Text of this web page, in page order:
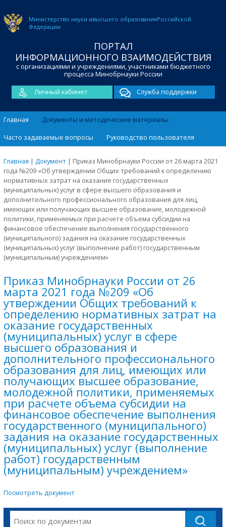
Министерство науки ивысшего образованияРоссийской
Федерации
ПОРТАЛ
ИНФОРМАЦИОННОГО ВЗАИМОДЕЙСТВИЯ
с организациями и учреждениями, участниками бюджетного
процесса Минобрнауки России
Личный кабинет
Служба поддержки
Главная
Документы и методические материалы
Часто задаваемые вопросы
Руководство пользователя
Главная | Документ | Приказ Минобрнауки России от 26 марта 2021
года №209 «Об утверждении Общих требований к определению
нормативных затрат на оказание государственных
(муниципальных) услуг в сфере высшего образования и
дополнительного профессионального образования для лиц,
имеющих или получающих высшее образование, молодежной
политики, применяемых при расчете объема субсидии на
финансовое обеспечение выполнения государственного
(муниципального) задания на оказание государственных
(муниципальных) услуг (выполнение работ) государственным
(муниципальным) учреждением»
Приказ Минобрнауки России от 26
марта 2021 года №209 «Об
утверждении Общих требований к
определению нормативных затрат на
оказание государственных
(муниципальных) услуг в сфере
высшего образования и
дополнительного профессионального
образования для лиц, имеющих или
получающих высшее образование,
молодежной политики, применяемых
при расчете объема субсидии на
финансовое обеспечение выполнения
государственного (муниципального)
задания на оказание государственных
(муниципальных) услуг (выполнение
работ) государственным
(муниципальным) учреждением»
Посмотреть документ